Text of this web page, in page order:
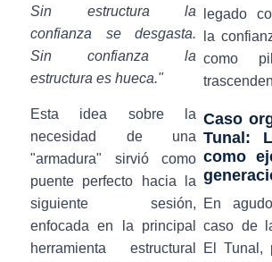
Sin estructura la
confianza se desgasta.
Sin confianza la
estructura es hueca."
Esta idea sobre la
necesidad de una
"armadura" sirvió como
puente perfecto hacia la
siguiente sesión,
enfocada en la principal
herramienta estructural
legado
la
como
Caso
Tunal:
como
En
caso de
El Tunal,